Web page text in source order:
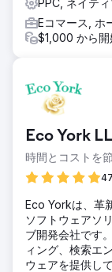
ターゲティング
の高いトラフィ
向上: ランディン
Eコマース, ホ
$1,000 から開
Eco York
時間とコストを
Eco Yorkは、革
ソフトウェアソ
ブ開発会社です
ィング、検索エ
ウェアを提供し